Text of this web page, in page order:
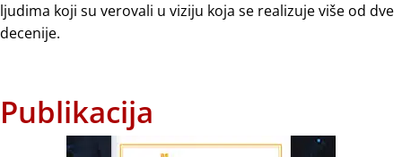
ljudima koji su verovali u viziju koja se realizuje više od dve
decenije.
Publikacija